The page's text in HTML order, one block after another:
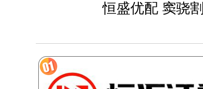
恒盛优配 窦骁